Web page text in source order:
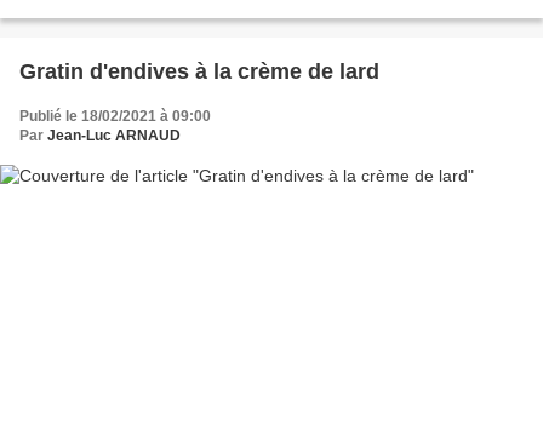
Gratin d'endives à la crème de lard
Publié le 18/02/2021 à 09:00
Par Jean-Luc ARNAUD